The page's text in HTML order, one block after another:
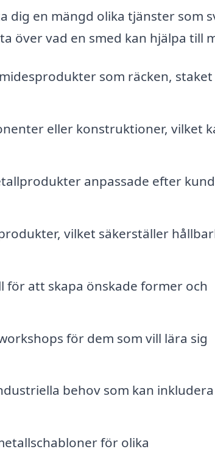
dig en mängd olika tjänster som
över vad en smed kan hjälpa till
som räcken,
eller konstruktioner, vilket
anpassade efter
vilket säkerställer
för att skapa önskade former och
för dem som vill lära sig
behov som kan
för olika